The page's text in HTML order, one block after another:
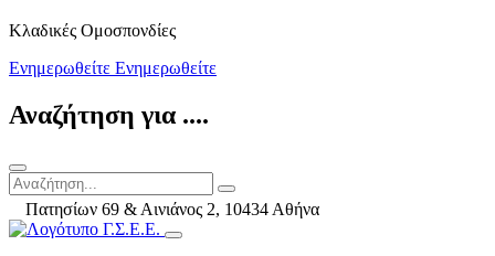
Kλαδικές Ομοσπονδίες
Ενημερωθείτε Ενημερωθείτε
Αναζήτηση για ....
Πατησίων 69 & Αινιάνος 2, 10434 Αθήνα